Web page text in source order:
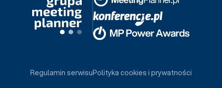
Regulamin serwisuPolityka cookies i prywatności